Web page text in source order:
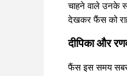
चाहने वाले उनके
देखकर फैंस को
दीपिका और
फैंस इस समय सबसे